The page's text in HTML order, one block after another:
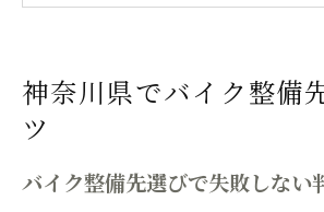
ック
かす
神奈川県でバイク整備
ツ
バイク整備先選びで失敗しない